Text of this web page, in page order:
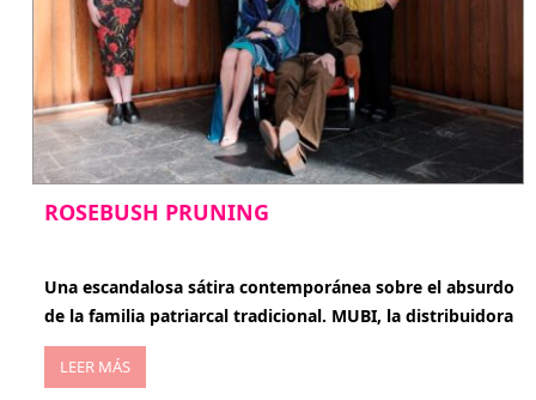
ROSEBUSH PRUNING
Una escandalosa sátira contemporánea sobre el absurdo
de la familia patriarcal tradicional. MUBI, la distribuidora
LEER MÁS